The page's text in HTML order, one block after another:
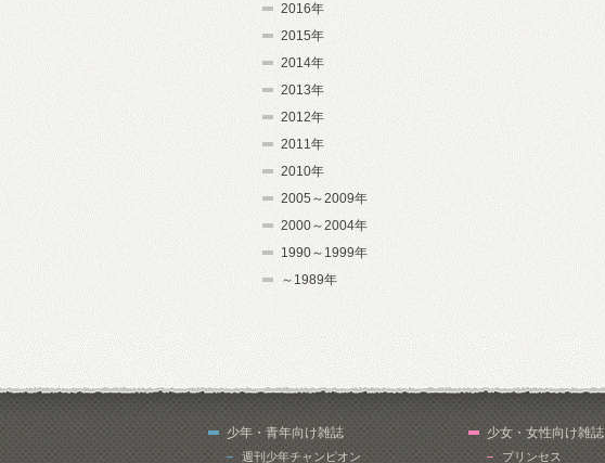
2016年
2015年
2014年
2013年
2012年
2011年
2010年
2005～2009年
2000～2004年
1990～1999年
～1989年
少年・青年向け雑誌
週刊少年チャンピオン
少女・女性向け雑誌
プリンセス